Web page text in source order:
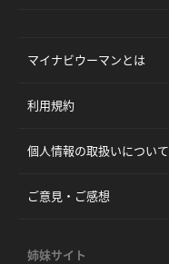
マイナビウーマンとは
利用規約
個人情報の取扱いについて
ご意見・ご感想
姉妹サイト